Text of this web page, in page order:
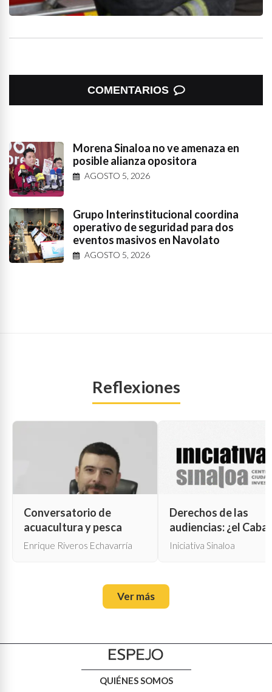
COMENTARIOS
Morena Sinaloa no ve amenaza en
posible alianza opositora
AGOSTO 5, 2026
Grupo Interinstitucional coordina
operativo de seguridad para dos
eventos masivos en Navolato
AGOSTO 5, 2026
Reflexiones
Conversatorio de
acuacultura y pesca
Enrique Riveros Echavarría
Derechos de las
audiencias: ¿el
de Troya para la
Iniciativa Sinaloa
Ver más
QUIÉNES SOMOS